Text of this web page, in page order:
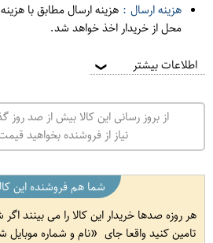
هزینه ارسال : هزینه ارسال مطابق با
محل از خریدار اخذ خواهد شد.
اطلاعات بیشتر ❯
از بروز رسانی این کالا بیش از صد
نیاز از فروشنده بخواهید
شما هم فروشنده این
هر روزه صدها خریدار این کالا را می بینند اگر
تامین کنید واقعا جای
نام و شماره موبایل